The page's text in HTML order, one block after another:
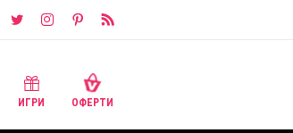
ИГРИ ОФЕРТИ